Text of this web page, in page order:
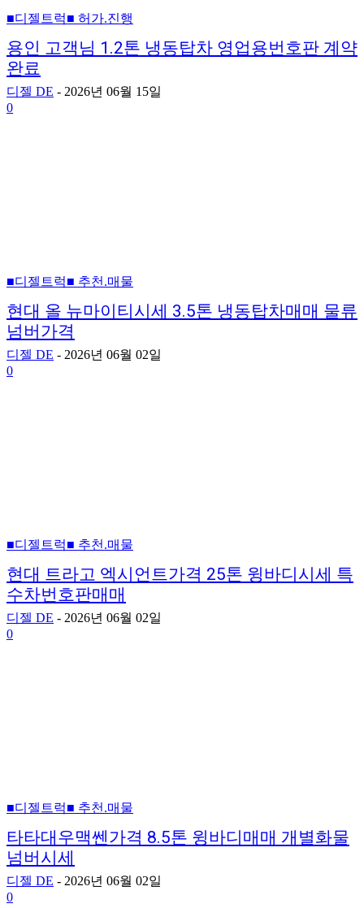
■디젤트럭■ 허가.진행
용인 고객님 1.2톤 냉동탑차 영업용번호판 계약
완료
디젤 DE - 2026년 06월 15일
0
■디젤트럭■ 추천.매물
현대 올 뉴마이티시세 3.5톤 냉동탑차매매 물류
넘버가격
디젤 DE - 2026년 06월 02일
0
■디젤트럭■ 추천.매물
현대 트라고 엑시언트가격 25톤 윙바디시세 특
수차번호판매매
디젤 DE - 2026년 06월 02일
0
■디젤트럭■ 추천.매물
타타대우맥쎈가격 8.5톤 윙바디매매 개별화물
넘버시세
디젤 DE - 2026년 06월 02일
0